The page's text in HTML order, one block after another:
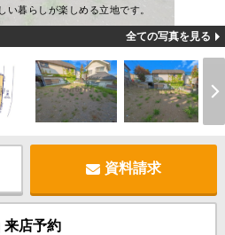
い暮らしが楽しめる立地です。
全ての写真を見る
資料請求
来店予約